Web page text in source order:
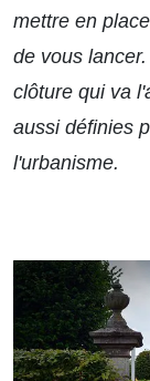
mettre en
de vous
clôture qui va
aussi définies
l'urbanisme.